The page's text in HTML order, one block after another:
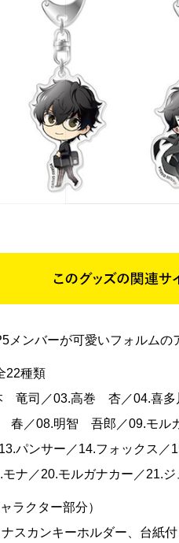
メンバーが可愛いフォルムの
22種類
竜司／03.高巻 杏／04.喜
／08.明智 吾郎／09.モルガ
パンサー／14.フォックス／
ナ／20.モルガナカー／21.
ラクター部分）
スカンキーホルダー、台紙